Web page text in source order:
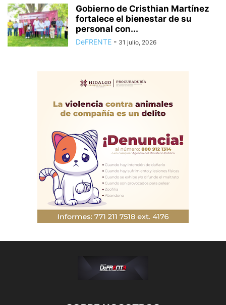
Gobierno de Cristhian Martínez
fortalece el bienestar de su
personal con...
DeFRENTE - 31 julio, 2026